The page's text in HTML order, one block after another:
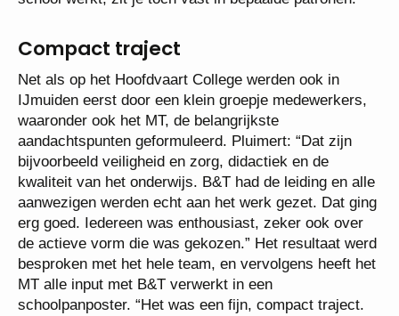
Compact traject
Net als op het Hoofdvaart College werden ook in
IJmuiden eerst door een klein groepje medewerkers,
waaronder ook het MT, de belangrijkste
aandachtspunten geformuleerd. Pluimert: “Dat zijn
bijvoorbeeld veiligheid en zorg, didactiek en de
kwaliteit van het onderwijs. B&T had de leiding en alle
aanwezigen werden echt aan het werk gezet. Dat ging
erg goed. Iedereen was enthousiast, zeker ook over
de actieve vorm die was gekozen.” Het resultaat werd
besproken met het hele team, en vervolgens heeft het
MT alle input met B&T verwerkt in een
schoolpanposter. “Het was een fijn, compact traject.